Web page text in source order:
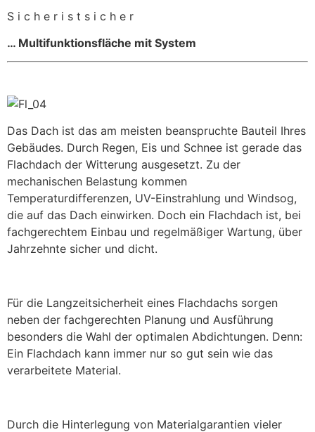
S i c h e r i s t s i c h e r
… Multifunktionsfläche mit System
Das Dach ist das am meisten beanspruchte Bauteil Ihres
Gebäudes. Durch Regen, Eis und Schnee ist gerade das
Flachdach der Witterung ausgesetzt. Zu der
mechanischen Belastung kommen
Temperaturdifferenzen, UV-Einstrahlung und Windsog,
die auf das Dach einwirken. Doch ein Flachdach ist, bei
fachgerechtem Einbau und regelmäßiger Wartung, über
Jahrzehnte sicher und dicht.
Für die Langzeitsicherheit eines Flachdachs sorgen
neben der fachgerechten Planung und Ausführung
besonders die Wahl der optimalen Abdichtungen. Denn:
Ein Flachdach kann immer nur so gut sein wie das
verarbeitete Material.
Durch die Hinterlegung von Materialgarantien vieler